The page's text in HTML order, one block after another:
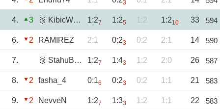
3
4. 3 🥈 KibicWerderu 1:27 1:25 1:2 1:210 33 594
6. 2 RAMIREZ 2:1 0:23 0:2 2:1 14 590
7. 🥉 StahuBVB 1:27 1:43 1:2 2:0 26 587
8. 2 fasha_4 0:16 0:23 0:2 1:1 21 583
9. 2 NevveN 1:27 1:33 1:2 1:1 22 583